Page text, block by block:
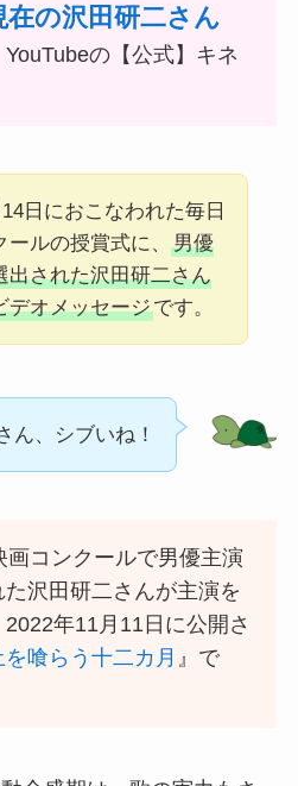
在の沢田研二さん
の【公式】キネ
日におこなわれた毎日
ールの授賞式に、
男優
出された沢田研二さん
デオメッセージです。
ん、シブいね！
画コンクールで男優主演
沢田研二さんが主演を
年11月11日に公開さ
を喰らう十二カ月 』で